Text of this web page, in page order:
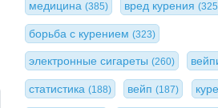
медицина (385) вред курения
борьба с курением (323)
электронные сигареты (260)
статистика (188) вейп(187)